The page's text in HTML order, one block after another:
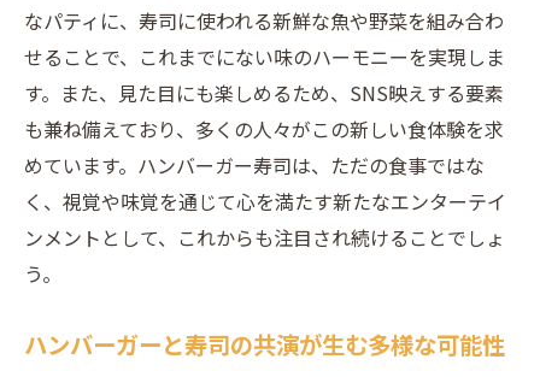
なパティに、寿司に使われる新鮮な魚や野菜を組み合わ
せることで、これまでにない味のハーモニーを実現しま
す。また、見た目にも楽しめるため、SNS映えする要素
も兼ね備えており、多くの人々がこの新しい食体験を求
めています。ハンバーガー寿司は、ただの食事ではな
く、視覚や味覚を通じて心を満たす新たなエンターテイ
ンメントとして、これからも注目され続けることでしょ
う。
ハンバーガーと寿司の共演が生む多様な可能性